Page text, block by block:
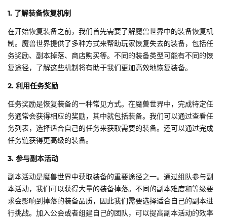
1. 了解装备恢复机制
在开始恢复装备之前，我们首先需要了解魔兽世界中的装备恢复机
制。魔兽世界提供了多种方式来帮助玩家恢复失去的装备，包括任
务奖励、副本掉落、商店购买等。不同的装备类型可能有不同的恢
复途径，了解这些机制将有助于我们更加高效地恢复装备。
2. 利用任务奖励
任务奖励是恢复装备的一种常见方式。在魔兽世界中，完成特定任
务通常会获得相应的奖励，其中就包括装备。我们可以通过查看任
务列表，选择适合自己的任务来获取需要的装备。还可以通过完成
任务链获得更高级的装备。
3. 参与副本活动
副本活动是魔兽世界中获取装备的重要途径之一。通过组队参与副
本活动，我们可以获得大量的装备掉落。不同的副本难度和等级要
求会影响到掉落的装备品质，因此我们需要选择适合自己的副本进
行挑战。加入公会或者组建自己的团队，可以提高副本活动的效率